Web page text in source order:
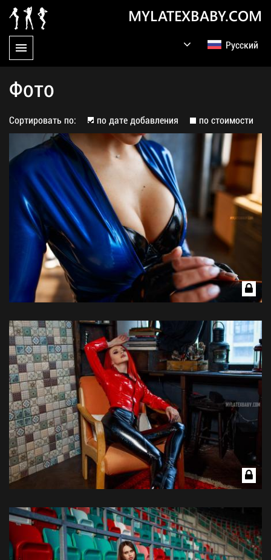
MYLATEXBABY.COM
Русский
Фото
Сортировать по: по дате добавления по стоимости